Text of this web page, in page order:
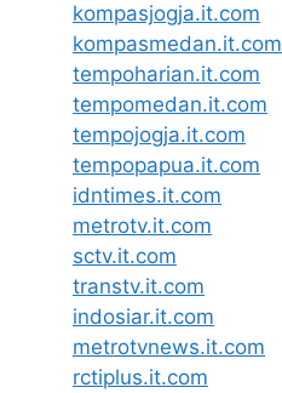
kompasjogja.it.com
kompasmedan.it.com
tempoharian.it.com
tempomedan.it.com
tempojogja.it.com
tempopapua.it.com
idntimes.it.com
metrotv.it.com
sctv.it.com
transtv.it.com
indosiar.it.com
metrotvnews.it.com
rctiplus.it.com